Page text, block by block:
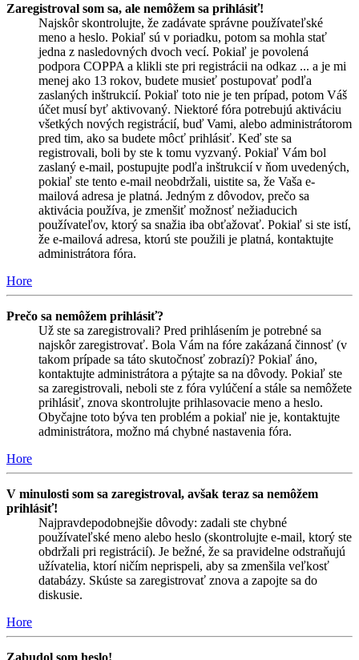
Zaregistroval som sa, ale nemôžem sa prihlásiť!
Najskôr skontrolujte, že zadávate správne používateľské
meno a heslo. Pokiaľ sú v poriadku, potom sa mohla stať
jedna z nasledovných dvoch vecí. Pokiaľ je povolená
podpora COPPA a klikli ste pri registrácii na odkaz ... a je mi
menej ako 13 rokov, budete musieť postupovať podľa
zaslaných inštrukcií. Pokiaľ toto nie je ten prípad, potom Váš
účet musí byť aktivovaný. Niektoré fóra potrebujú aktiváciu
všetkých nových registrácií, buď Vami, alebo administrátorom
pred tim, ako sa budete môcť prihlásiť. Keď ste sa
registrovali, boli by ste k tomu vyzvaný. Pokiaľ Vám bol
zaslaný e-mail, postupujte podľa inštrukcií v ňom uvedených,
pokiaľ ste tento e-mail neobdržali, uistite sa, že Vaša e-
mailová adresa je platná. Jedným z dôvodov, prečo sa
aktivácia používa, je zmenšiť možnosť nežiaducich
používateľov, ktorý sa snažia iba obťažovať. Pokiaľ si ste istí,
že e-mailová adresa, ktorú ste použili je platná, kontaktujte
administrátora fóra.
Hore
Prečo sa nemôžem prihlásiť?
Už ste sa zaregistrovali? Pred prihlásením je potrebné sa
najskôr zaregistrovať. Bola Vám na fóre zakázaná činnosť (v
takom prípade sa táto skutočnosť zobrazí)? Pokiaľ áno,
kontaktujte administrátora a pýtajte sa na dôvody. Pokiaľ ste
sa zaregistrovali, neboli ste z fóra vylúčení a stále sa nemôžete
prihlásiť, znova skontrolujte prihlasovacie meno a heslo.
Obyčajne toto býva ten problém a pokiaľ nie je, kontaktujte
administrátora, možno má chybné nastavenia fóra.
Hore
V minulosti som sa zaregistroval, avšak teraz sa nemôžem
prihlásiť!
Najpravdepodobnejšie dôvody: zadali ste chybné
používateľské meno alebo heslo (skontrolujte e-mail, ktorý ste
obdržali pri registrácií). Je bežné, že sa pravidelne odstraňujú
užívatelia, ktorí ničím neprispeli, aby sa zmenšila veľkosť
databázy. Skúste sa zaregistrovať znova a zapojte sa do
diskusie.
Hore
Zabudol som heslo!